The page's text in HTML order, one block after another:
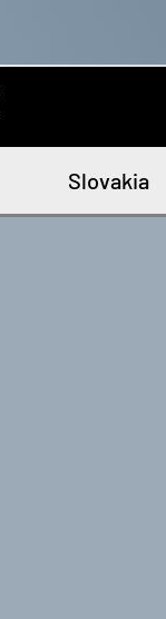
Slovakia